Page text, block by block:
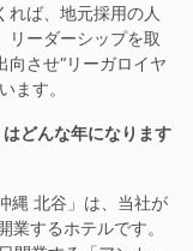
れば、地元採用の人
リーダーシップを取
向させ“リーガロイヤ
ます。
どんな年になります
縄 北谷」は、当社が
するホテルです。